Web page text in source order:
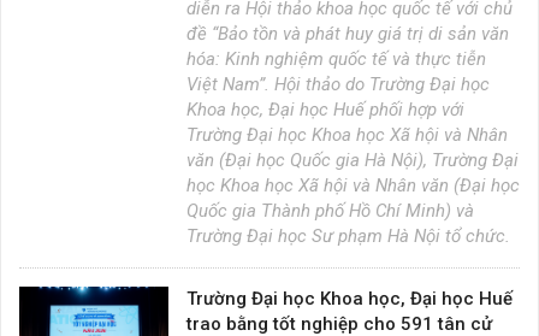
diễn ra Hội thảo khoa học quốc tế với chủ
đề “Bảo tồn và phát huy giá trị di sản văn
hóa: Kinh nghiệm quốc tế và thực tiễn
Việt Nam”. Hội thảo do Trường Đại học
Khoa học, Đại học Huế phối hợp với
Trường Đại học Khoa học Xã hội và Nhân
văn (Đại học Quốc gia Hà Nội), Trường Đại
học Khoa học Xã hội và Nhân văn (Đại học
Quốc gia Thành phố Hồ Chí Minh) và
Trường Đại học Sư phạm Hà Nội tổ chức.
Trường Đại học Khoa học, Đại học Huế
trao bằng tốt nghiệp cho 591 tân cử